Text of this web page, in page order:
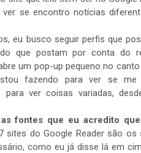
se encontro notícias
eu busco seguir perfis que
que postam por conta do
um pop-up pequeno no
fazendo para ver se me
ver coisas variadas,
fontes que eu acredito
sites do Google Reader são os
como eu já disse lá em